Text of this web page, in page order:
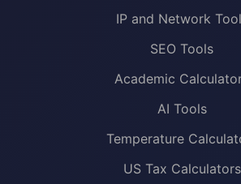
IP and Network
SEO Tools
Academic
AI Tools
Temperature
US Tax Calculators